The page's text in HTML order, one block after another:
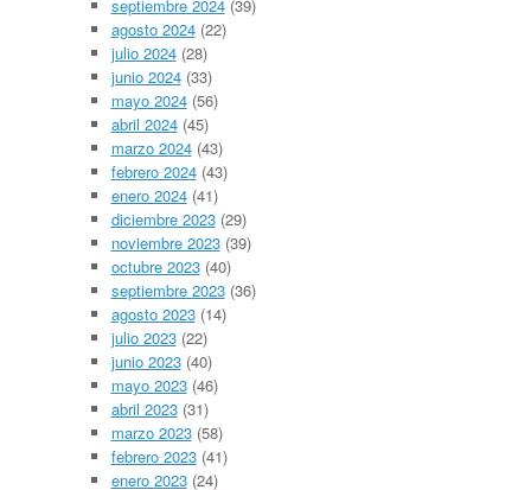
septiembre 2024(39)
agosto 2024(22)
julio 2024(28)
junio 2024(33)
mayo 2024(56)
abril 2024(45)
marzo 2024(43)
febrero 2024(43)
enero 2024(41)
diciembre 2023(29)
noviembre 2023(39)
octubre 2023(40)
septiembre 2023(36)
agosto 2023(14)
julio 2023(22)
junio 2023(40)
mayo 2023(46)
abril 2023(31)
marzo 2023(58)
febrero 2023(41)
enero 2023(24)